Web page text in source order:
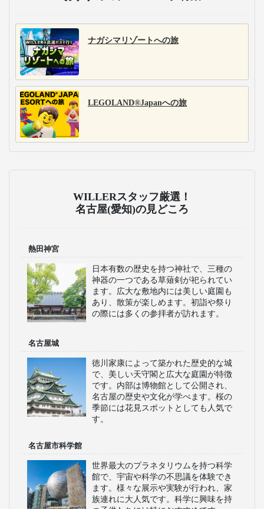
ナガシマリゾートへの旅
LEGOLAND®Japanへの旅
WILLERスタッフ厳選！
名古屋(愛知)の見どころ
熱田神宮
日本有数の歴史を持つ神社で、三種の
神器の一つである草薙剣が祀られてい
ます。広大な敷地内には美しい庭園も
あり、散策が楽しめます。初詣や祭り
の際には多くの参拝者が訪れます。
名古屋城
徳川家康によって築かれた歴史的な城
で、美しい天守閣と広大な庭園が特徴
です。内部は博物館として公開され、
名古屋の歴史や文化が学べます。桜の
季節には花見スポットとしても人気で
す。
名古屋市科学館
世界最大のプラネタリウムを持つ科学
館で、宇宙や科学の不思議を体験でき
ます。様々な展示や実験が行われ、家
族連れに大人気です。科学に興味を持